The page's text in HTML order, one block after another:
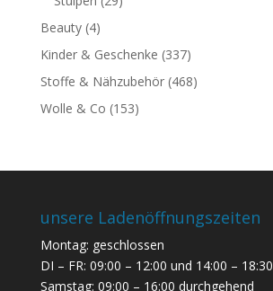
Beauty (4)
Kinder & Geschenke (337)
Stoffe & Nähzubehör (468)
Wolle & Co (153)
unsere Ladenöffnungszeiten
Montag: geschlossen
DI – FR: 09:00 – 12:00 und 14:00 – 18:30
Samstag: 09:00 – 16:00 durchgehend